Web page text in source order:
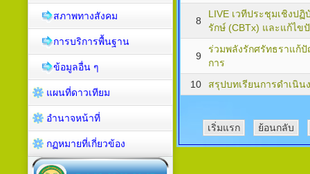
8
LIVE เวทีประชุมเชิงป
รักษ์ (CBTx) และแก้ไข
9
ร่วมพลังรักศรัทธราแก้
การ
10
สรุปบทเรียนการดำเนิ
เริ่มแรก ย้อนกลับ
สภาพทางสังคม
การบริการพื้นฐาน
ข้อมูลอื่น ๆ
แผนที่ดาวเทียม
อำนาจหน้าที่
กฏหมายที่เกี่ยวข้อง